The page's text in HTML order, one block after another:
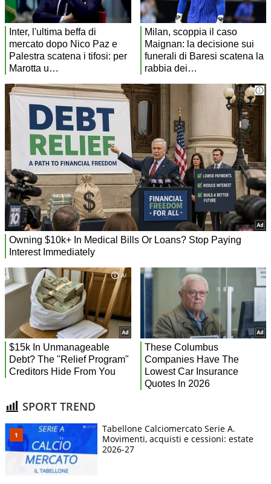
SPORT TREND
Tabellone Calciomercato Serie A.
Movimenti, acquisti e cessioni: estate
2026-27